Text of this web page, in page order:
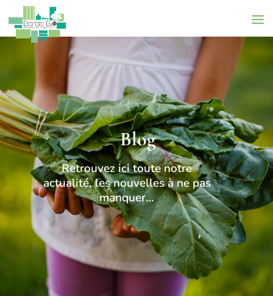
Blog
Retrouvez ici toute notre
actualité, les nouvelles à ne pas
manquer…